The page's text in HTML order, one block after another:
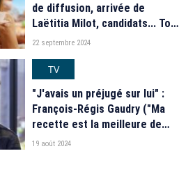
de diffusion, arrivée de
Laëtitia Milot, candidats... Tout
savoir sur la nouvelle saison
22 septembre 2024
TV
"J'avais un préjugé sur lui" :
François-Régis Gaudry ("Ma
recette est la meilleure de
France") se confie sur ses
19 août 2024